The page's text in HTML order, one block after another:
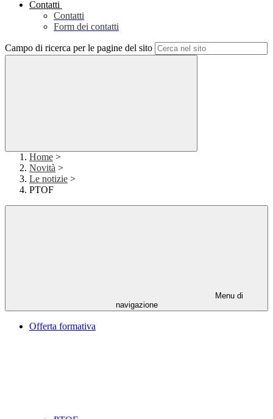
Contatti
Contatti
Form dei contatti
Campo di ricerca per le pagine del sito
Home >
Novità >
Le notizie >
PTOF
Menu di
navigazione
Offerta formativa